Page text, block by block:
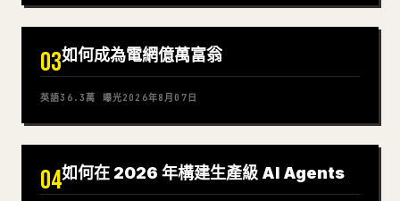
03如何成為電網億萬富翁
英語36.3萬 曝光2026年8月07日
04如何在 2026 年構建生產級 AI Agents